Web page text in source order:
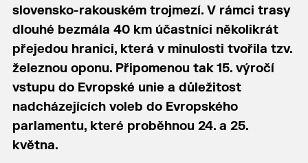
slovensko-rakouském trojmezí. V rámci trasy
dlouhé bezmála 40 km účastníci několikrát
přejedou hranici, která v minulosti tvořila tzv.
železnou oponu. Připomenou tak 15. výročí
vstupu do Evropské unie a důležitost
nadcházejících voleb do Evropského
parlamentu, které proběhnou 24. a 25.
května.